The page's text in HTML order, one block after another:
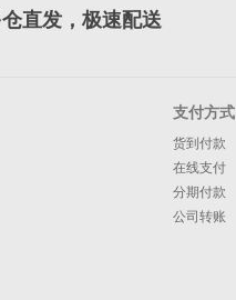
直发，极速配送
支付方式
货到付款
在线支付
分期付款
公司转账